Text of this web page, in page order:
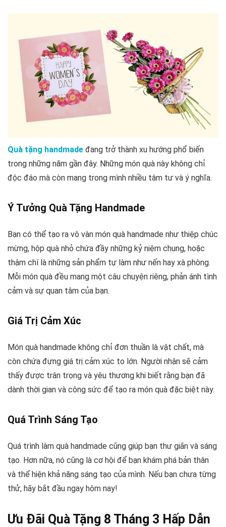
Quà tặng handmade đang trở thành xu hướng phổ biến
trong những năm gần đây. Những món quà này không chỉ
độc đáo mà còn mang trong mình nhiều tâm tư và ý nghĩa.
Ý Tưởng Quà Tặng Handmade
Bạn có thể tạo ra vô vàn món quà handmade như thiệp chúc
mừng, hộp quà nhỏ chứa đầy những kỷ niệm chung, hoặc
thậm chí là những sản phẩm tự làm như nến hay xà phòng.
Mỗi món quà đều mang một câu chuyện riêng, phản ánh tình
cảm và sự quan tâm của bạn.
Giá Trị Cảm Xúc
Món quà handmade không chỉ đơn thuần là vật chất, mà
còn chứa đựng giá trị cảm xúc to lớn. Người nhận sẽ cảm
thấy được trân trọng và yêu thương khi biết rằng bạn đã
dành thời gian và công sức để tạo ra món quà đặc biệt này.
Quá Trình Sáng Tạo
Quá trình làm quà handmade cũng giúp bạn thư giãn và sáng
tạo. Hơn nữa, nó cũng là cơ hội để bạn khám phá bản thân
và thể hiện khả năng sáng tạo của mình. Nếu bạn chưa từng
thử, hãy bắt đầu ngay hôm nay!
Ưu Đãi Quà Tặng 8 Tháng 3 Hấp Dẫn